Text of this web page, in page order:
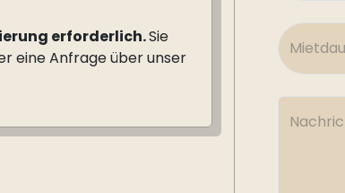
erforderlich.Sie
eine Anfrage über unser